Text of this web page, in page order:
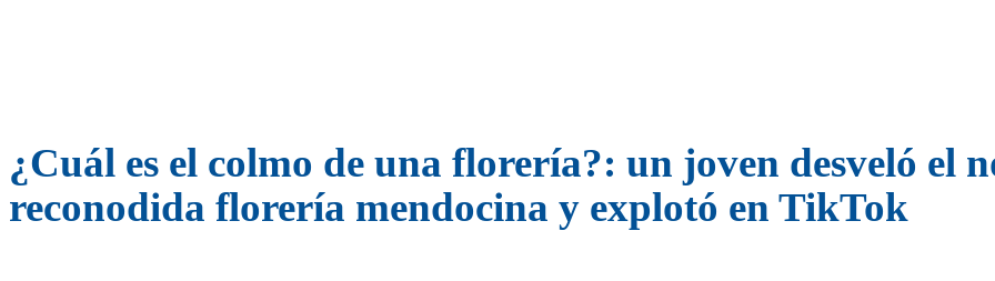
¿Cuál es el colmo de una florería?: un joven desveló el
reconodida florería mendocina y explotó en TikTok